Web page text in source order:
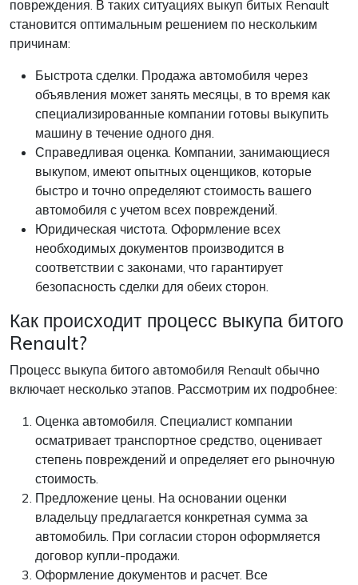
повреждения. В таких ситуациях выкуп битых Renault
становится оптимальным решением по нескольким
причинам:
Быстрота сделки. Продажа автомобиля через
объявления может занять месяцы, в то время как
специализированные компании готовы выкупить
машину в течение одного дня.
Справедливая оценка. Компании, занимающиеся
выкупом, имеют опытных оценщиков, которые
быстро и точно определяют стоимость вашего
автомобиля с учетом всех повреждений.
Юридическая чистота. Оформление всех
необходимых документов производится в
соответствии с законами, что гарантирует
безопасность сделки для обеих сторон.
Как происходит процесс выкупа битого
Renault?
Процесс выкупа битого автомобиля Renault обычно
включает несколько этапов. Рассмотрим их подробнее:
Оценка автомобиля. Специалист компании
осматривает транспортное средство, оценивает
степень повреждений и определяет его рыночную
стоимость.
Предложение цены. На основании оценки
владельцу предлагается конкретная сумма за
автомобиль. При согласии сторон оформляется
договор купли-продажи.
Оформление документов и расчет. Все